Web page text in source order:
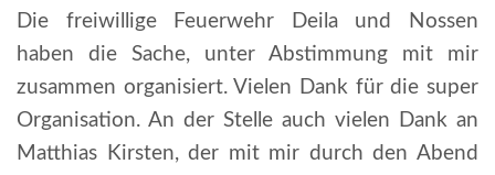
Die freiwillige Feuerwehr Deila und Nossen
haben die Sache, unter Abstimmung mit mir
zusammen organisiert. Vielen Dank für die super
Organisation. An der Stelle auch vielen Dank an
Matthias Kirsten, der mit mir durch den Abend